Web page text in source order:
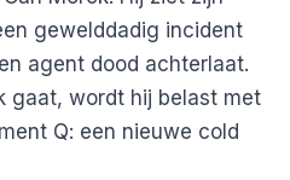
gewelddadig incident
agent dood achterlaat.
gaat, wordt hij belast met
Q: een nieuwe cold